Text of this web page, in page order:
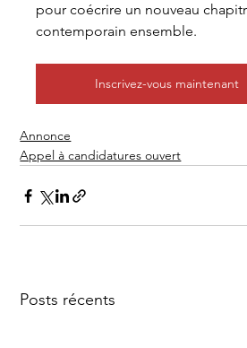
pour coécrire un nouveau
contemporain ensemble.
Inscrivez-vous maintenant
Annonce
Appel à candidatures ouvert
Posts récents